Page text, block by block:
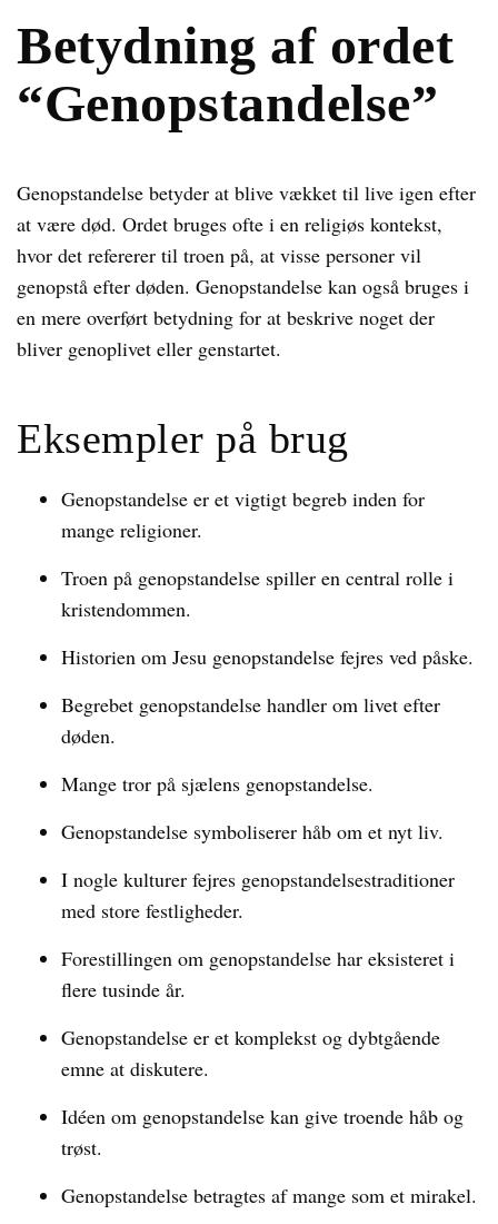
Betydning af ordet
“Genopstandelse”
Genopstandelse betyder at blive vækket til live igen efter
at være død. Ordet bruges ofte i en religiøs kontekst,
hvor det refererer til troen på, at visse personer vil
genopstå efter døden. Genopstandelse kan også bruges i
en mere overført betydning for at beskrive noget der
bliver genoplivet eller genstartet.
Eksempler på brug
Genopstandelse er et vigtigt begreb inden for
mange religioner.
Troen på genopstandelse spiller en central rolle i
kristendommen.
Historien om Jesu genopstandelse fejres ved påske.
Begrebet genopstandelse handler om livet efter
døden.
Mange tror på sjælens genopstandelse.
Genopstandelse symboliserer håb om et nyt liv.
I nogle kulturer fejres genopstandelsestraditioner
med store festligheder.
Forestillingen om genopstandelse har eksisteret i
flere tusinde år.
Genopstandelse er et komplekst og dybtgående
emne at diskutere.
Idéen om genopstandelse kan give troende håb og
trøst.
Genopstandelse betragtes af mange som et mirakel.